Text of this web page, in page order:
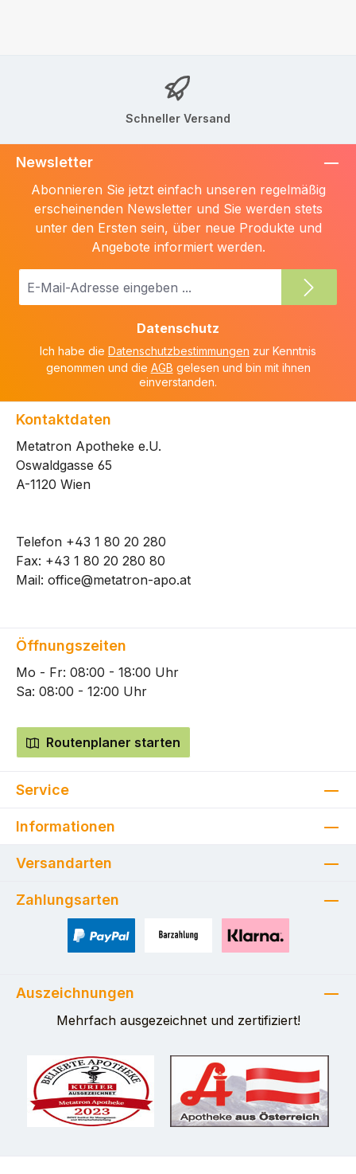
Schneller Versand
Newsletter
Abonnieren Sie jetzt einfach unseren regelmäßig
erscheinenden Newsletter und Sie werden stets
unter den Ersten sein, über neue Produkte und
Angebote informiert werden.
E-
Datenschutz
Ich habe die Datenschutzbestimmungen zur Kenntnis
genommen und die AGB gelesen und bin mit ihnen
einverstanden.
Kontaktdaten
Metatron Apotheke e.U.
Oswaldgasse 65
A-1120 Wien
Telefon +43 1 80 20 280
Fax: +43 1 80 20 280 80
Mail: office@metatron-apo.at
Öffnungszeiten
Mo - Fr: 08:00 - 18:00 Uhr
Sa: 08:00 - 12:00 Uhr
Routenplaner starten
Service
Informationen
Versandarten
Zahlungsarten
Auszeichnungen
Mehrfach ausgezeichnet und zertifiziert!